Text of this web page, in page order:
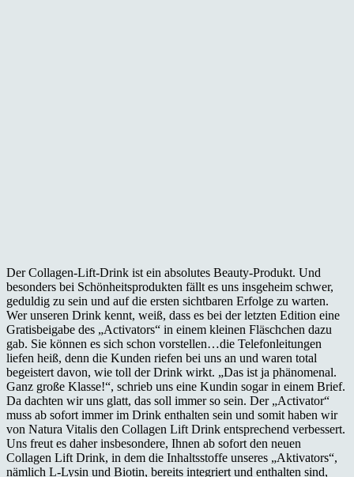
Der Collagen-Lift-Drink ist ein absolutes Beauty-Produkt. Und
besonders bei Schönheitsprodukten fällt es uns insgeheim schwer,
geduldig zu sein und auf die ersten sichtbaren Erfolge zu warten.
Wer unseren Drink kennt, weiß, dass es bei der letzten Edition eine
Gratisbeigabe des „Activators“ in einem kleinen Fläschchen dazu
gab. Sie können es sich schon vorstellen…die Telefonleitungen
liefen heiß, denn die Kunden riefen bei uns an und waren total
begeistert davon, wie toll der Drink wirkt. „Das ist ja phänomenal.
Ganz große Klasse!“, schrieb uns eine Kundin sogar in einem Brief.
Da dachten wir uns glatt, das soll immer so sein. Der „Activator“
muss ab sofort immer im Drink enthalten sein und somit haben wir
von Natura Vitalis den Collagen Lift Drink entsprechend verbessert.
Uns freut es daher insbesondere, Ihnen ab sofort den neuen
Collagen Lift Drink, in dem die Inhaltsstoffe unseres „Aktivators“,
nämlich L-Lysin und Biotin, bereits integriert und enthalten sind,